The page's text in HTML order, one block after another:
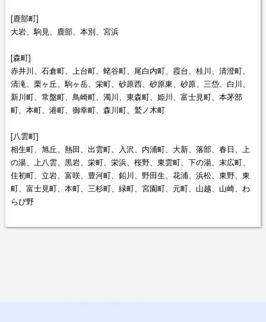
[鹿部町]
大岩、駒見、鹿部、本別、宮浜
[森町]
赤井川、石倉町、上台町、蛯谷町、尾白内町、霞台、桂川、清澄町、
清滝、栗ヶ丘、駒ヶ岳、栄町、砂原西、砂原東、砂原、三岱、白川、
新川町、常盤町、鳥崎町、濁川、東森町、姫川、富士見町、本茅部
町、本町、港町、御幸町、森川町、鷲ノ木町
[八雲町]
相生町、旭丘、熱田、出雲町、入沢、内浦町、大新、落部、春日、上
の湯、上八雲、黒岩、栄町、栄浜、桜野、東雲町、下の湯、末広町、
住初町、立岩、富咲、豊河町、鉛川、野田生、花浦、浜松、東野、東
町、富士見町、本町、三杉町、緑町、宮園町、元町、山越、山崎、わ
らび野